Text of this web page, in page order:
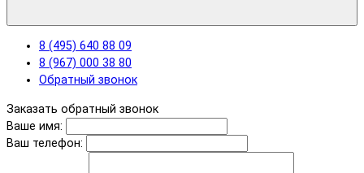
8 (495) 640 88 09
8 (967) 000 38 80
Обратный звонок
Заказать обратный звонок
Ваше имя:
Ваш телефон: